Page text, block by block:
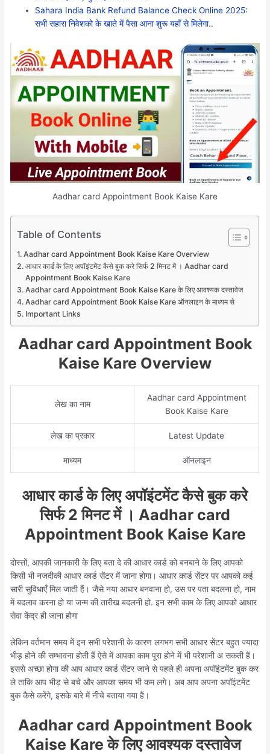
Sahara India Bank Refund Balance Check Online 2025:
सभी सहारा निवेशको के खाते में पैसा आना शुरू यहाँ से मिलेगा..
Aadhar card Appointment Book Kaise Kare
Table of Contents
Aadhar card Appointment Book Kaise Kare Overview
आधार कार्ड के लिए अपॉइंटमेंट कैसे बुक करे सिर्फ 2 मिनट में । Aadhar card
Appointment Book Kaise Kare
Aadhar card Appointment Book Kaise Kare के लिए आवश्यक दस्तावेज
Aadhar card Appointment Book Kaise Kare ऑनलाइन के माध्यम से
Important Links
Aadhar card Appointment Book
Kaise Kare Overview
लेख का नाम
Aadhar card Appointment
Book Kaise Kare
लेख का प्रकार Latest Update
माध्यम ऑनलाइन
आधार कार्ड के लिए अपॉइंटमेंट कैसे बुक करे
सिर्फ 2 मिनट में । Aadhar card
Appointment Book Kaise Kare
दोस्तों, आपकी जानकारी के लिए बता दे की आधार कार्ड को बनबाने के लिए आपको
किसी भी नजदीकी आधार कार्ड सेंटर में जाना होगा। आधार कार्ड सेंटर पर आपको कई
सारी सुविधाएँ मिल जाती हैं। जैसे नया आधार बनवाना हो, उस पर पता बदलना हो, नाम
में बदलाव करना हो या जन्म की तारीख बदलनी हो. इन सभी काम के लिए आपको आधार
सेवा केंद्र ही जाना होगा
लेकिन वर्तमान समय में इन सभी परेशानी के कारण लगभग सभी आधार सेंटर बहुत ज्यादा
भीड़ होने की सम्भावना होती हैं ऐसे में आपका काम पूरा होने में भी परेशानी अ सकती हैं।
इससे अच्छा होगा की आप आधार कार्ड सेंटर जाने से पहले ही अपना अपॉइंटमेंट बुक कर
ले ताकि आप भीड़ से बचे और आपका समय भी कम लगे। अब आप अपना अपॉइंटमेंट
बुक कैसे करेंगे, इसके बारे में नीचे बताया गया हैं।
Aadhar card Appointment Book
Kaise Kare के लिए आवश्यक दस्तावेज